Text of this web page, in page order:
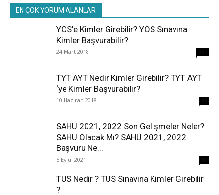
EN ÇOK YORUM ALANLAR
YÖS’e Kimler Girebilir? YÖS Sınavına
Kimler Başvurabilir?
24 Mart 2018
TYT AYT Nedir Kimler Girebilir? TYT AYT
‘ye Kimler Başvurabilir?
10 Haziran 2018
SAHU 2021, 2022 Son Gelişmeler Neler?
SAHU Olacak Mı? SAHU 2021, 2022
Başvuru Ne...
5 Eylül 2021
TUS Nedir ? TUS Sınavına Kimler Girebilir
?